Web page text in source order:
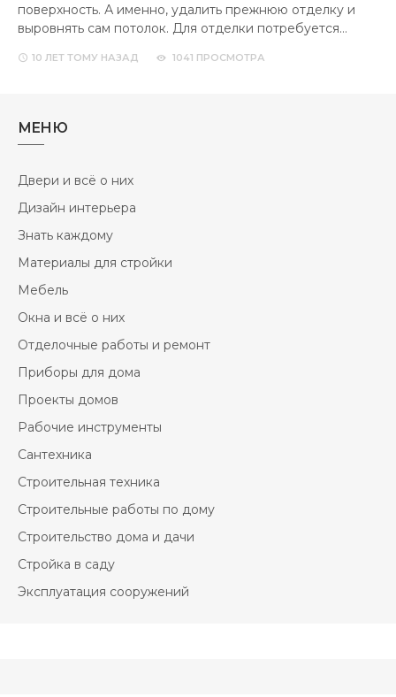
поверхность. А именно, удалить прежнюю отделку и
выровнять сам потолок. Для отделки потребуется…
10 ЛЕТ ТОМУ НАЗАД 1041 ПРОСМОТРА
МЕНЮ
Двери и всё о них
Дизайн интерьера
Знать каждому
Материалы для стройки
Мебель
Окна и всё о них
Отделочные работы и ремонт
Приборы для дома
Проекты домов
Рабочие инструменты
Сантехника
Строительная техника
Строительные работы по дому
Строительство дома и дачи
Стройка в саду
Эксплуатация сооружений